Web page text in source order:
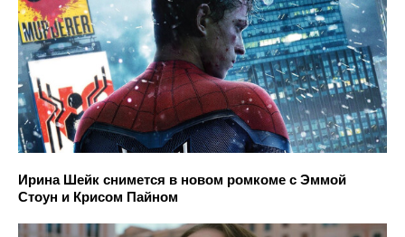
Ирина Шейк снимется в новом ромкоме с Эммой
Стоун и Крисом Пайном